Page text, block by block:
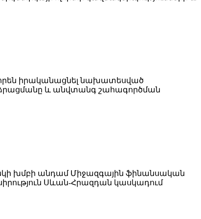
իրականացնել նախատեսված
և անվտանգ շահագործման
խմբի անդամ Միջազգային ֆինանսական
Սևան-Հրազդան կասկադում